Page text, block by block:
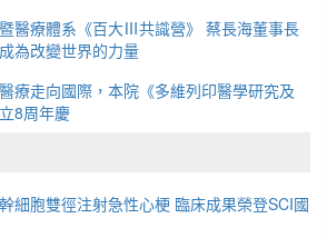
醫療體系《百大Ⅲ共識營》 蔡長海董事長
為改變世界的力量
療走向國際，本院《多維列印醫學研究及
8周年慶
細胞雙徑注射急性心梗 臨床成果榮登SCI國